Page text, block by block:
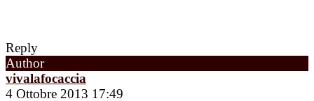
Reply
Author
vivalafocaccia
4 Ottobre 2013 17:49